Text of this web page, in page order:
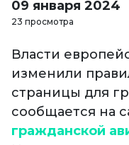
09 января 2024
23 просмотра
Власти
изменили
страницы для
сообщается на
гражданской